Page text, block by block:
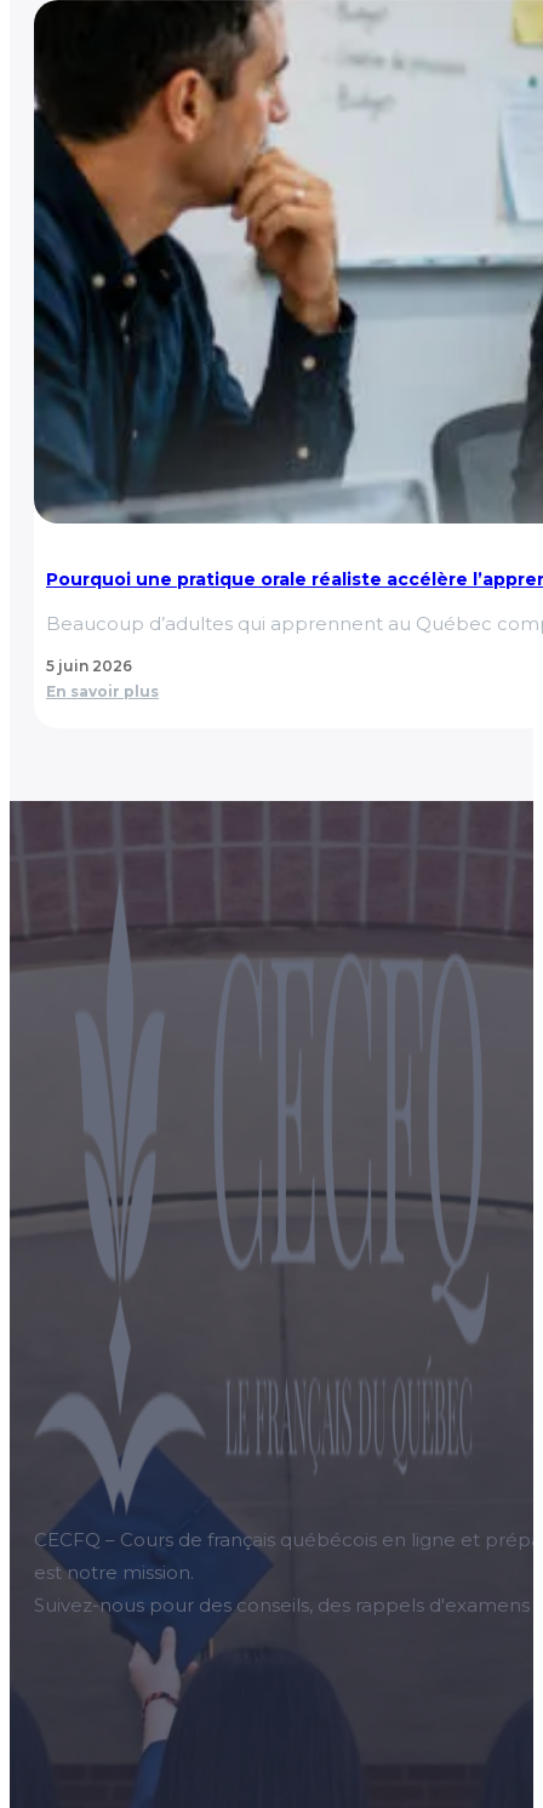
Pourquoi une pratique orale réaliste accélère
Beaucoup d’adultes qui apprennent au Québec
5 juin 2026
En savoir plus
CECFQ – Cours de français québécois en ligne et
est notre mission.
Suivez-nous pour des conseils, des rappels d'examens